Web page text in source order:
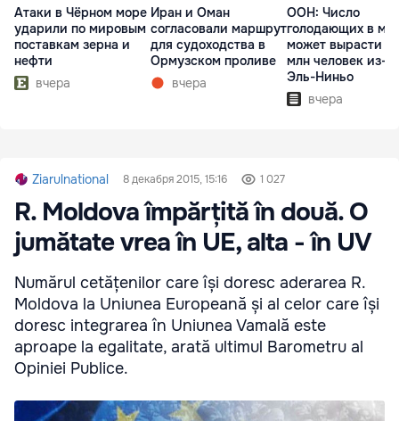
Атаки в Чёрном море
ударили по мировым
поставкам зерна и
нефти
вчера
Иран и Оман
согласовали маршрут
для судоходства в
Ормузском проливе
вчера
ООН: Число
голодающих в
может вырасти
млн человек из-за
Эль-Ниньо
вчера
Ziarulnational 8 декабря 2015, 15:16 1 027
R. Moldova împărțită în două. O
jumătate vrea în UE, alta - în UV
Numărul cetățenilor care își doresc aderarea R.
Moldova la Uniunea Europeană și al celor care își
doresc integrarea în Uniunea Vamală este
aproape la egalitate, arată ultimul Barometru al
Opiniei Publice.